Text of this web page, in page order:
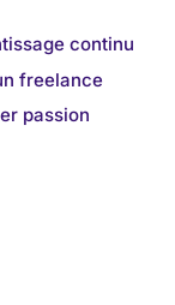
continu
freelance
passion